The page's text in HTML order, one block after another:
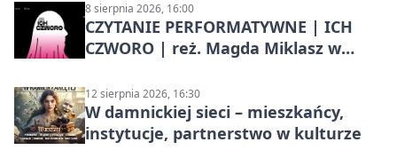
8 sierpnia 2026, 16:00
CZYTANIE PERFORMATYWNE | ICH
CZWORO | reż. Magda Miklasz w
12 sierpnia 2026, 16:30
W damnickiej sieci – mieszkańcy,
instytucje, partnerstwo w kulturze